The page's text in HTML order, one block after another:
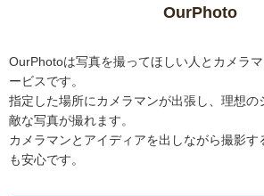
OurPhoto
OurPhotoは写真を撮ってほしい人とカメラ
ービスです。
指定した場所にカメラマンが出張し、理想の
敵な写真が撮れます。
カメラマンとアイディアを出しながら撮影
も安心です。